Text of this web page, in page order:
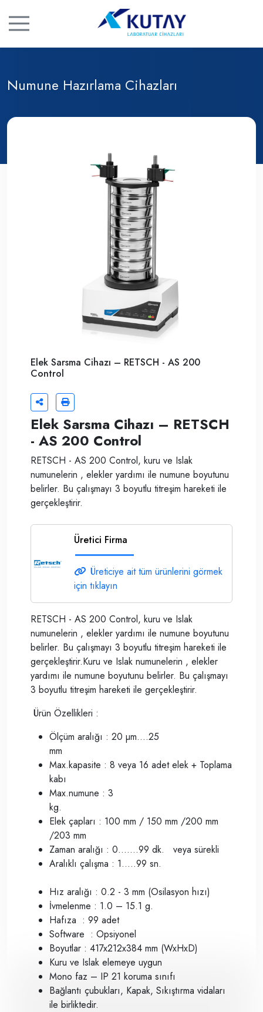
Numune Hazırlama Cihazları
Elek Sarsma Cihazı – RETSCH - AS 200
Control
Elek Sarsma Cihazı – RETSCH
- AS 200 Control
RETSCH - AS 200 Control, kuru ve Islak
numunelerin , elekler yardımı ile numune boyutunu
belirler. Bu çalışmayı 3 boyutlu titreşim hareketi ile
gerçekleştirir.
Üretici Firma
Üreticiye ait tüm ürünlerini görmek
için tıklayın
RETSCH - AS 200 Control, kuru ve Islak
numunelerin , elekler yardımı ile numune boyutunu
belirler. Bu çalışmayı 3 boyutlu titreşim hareketi ile
gerçekleştirir.Kuru ve Islak numunelerin , elekler
yardımı ile numune boyutunu belirler. Bu çalışmayı
3 boyutlu titreşim hareketi ile gerçekleştirir.
Ürün Özellikleri :
Ölçüm aralığı : 20 µm....25
mm
Max.kapasite : 8 veya 16 adet elek + Toplama
kabı
Max.numune : 3
kg.
Elek çapları : 100 mm / 150 mm /200 mm
/203 mm
Zaman aralığı : 0.......99 dk. veya sürekli
Aralıklı çalışma : 1…..99 sn.
Hız aralığı : 0.2 - 3 mm (Osilasyon hızı)
İvmelenme : 1.0 – 15.1 g.
Hafıza : 99 adet
Software : Opsiyonel
Boyutlar : 417x212x384 mm (WxHxD)
Kuru ve Islak elemeye uygun
Mono faz – IP 21 koruma sınıfı
Bağlantı çubukları, Kapak, Sıkıştırma vidaları
ile birliktedir.